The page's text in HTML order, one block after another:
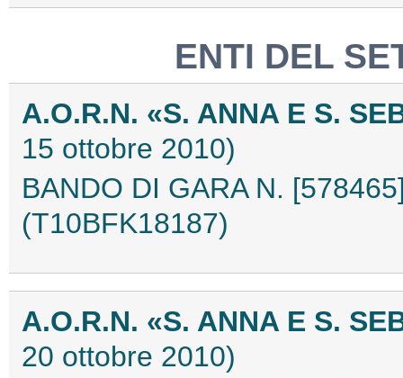
ENTI DEL
A.O.R.N. «S. ANNA E S.
15 ottobre 2010)
BANDO DI GARA N.
(T10BFK18187)
A.O.R.N. «S. ANNA E S.
20 ottobre 2010)